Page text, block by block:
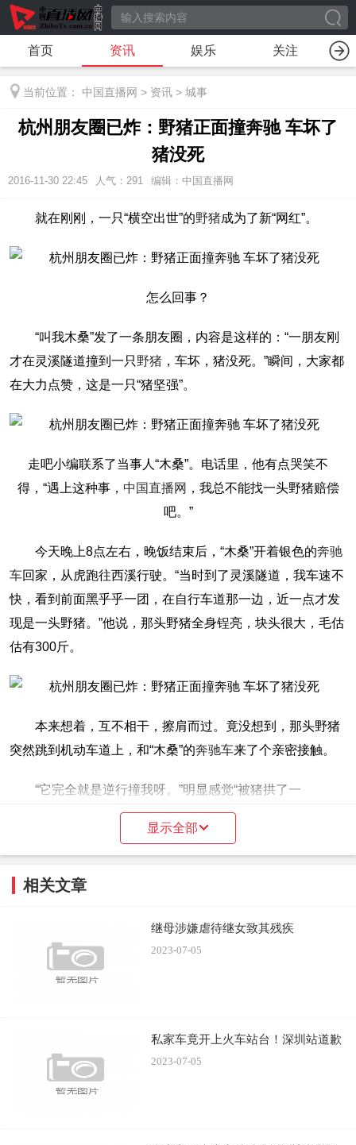
首页 资讯 娱乐 关注
当前位置： 中国直播网 > 资讯 > 城事
杭州朋友圈已炸：野猪正面撞奔驰 车坏了
猪没死
2016-11-30 22:45 人气： 291 编辑：中国直播网
就在刚刚，一只“横空出世”的野猪成为了新“网红”。
怎么回事？
“叫我木桑”发了一条朋友圈，内容是这样的：“一朋友刚
才在灵溪隧道撞到一只 野猪 ，车坏，猪没死。”瞬间，大家都
在大力点赞，这是一只“猪坚强”。
走吧小编联系了当事人“木桑”。电话里，他有点哭笑不
得，“遇上这种事， 中国直播网 ，我总不能找一头野猪赔偿
吧。”
今天晚上8点左右，晚饭结束后，“木桑”开着银色的奔驰
车回家，从虎跑往西溪行驶。“当时到了灵溪隧道，我车速不
快，看到前面黑乎乎一团，在自行车道那一边，近一点才发
现是一头野猪。”他说，那头野猪全身锃亮，块头很大，毛估
估有300斤。
本来想着，互不相干，擦肩而过。竟没想到，那头野猪
突然跳到机动车道上，和“木桑”的奔驰车来了个亲密接触。
“它完全就是逆行撞我呀。”明显感觉“被猪拱了一
下”，“木桑”有点懵了。他发现那头野猪受伤了，鼻子上流血
就这样僵持了一段时间，警笛声传来，“木桑”就这样灰
就像一道‘闪电’。”
显示全部
相关文章
继母涉嫌虐待继女致其残疾
2023-07-05
私家车竟开上火车站台！深圳站道歉
2023-07-05